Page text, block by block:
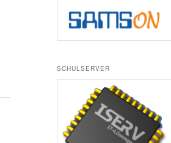
SCHULSERVER